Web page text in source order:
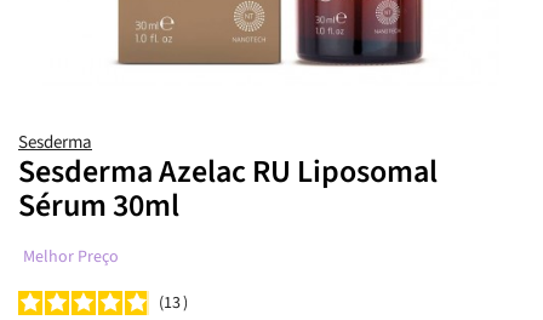
Sesderma
Sesderma Azelac RU Liposomal
Sérum 30ml
Melhor Preço
13